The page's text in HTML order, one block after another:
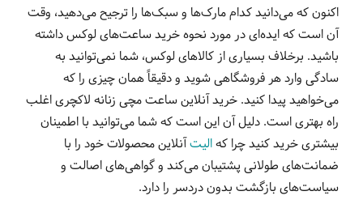
اکنون که می‌دانید کدام مارک‌ها و سبک‌ها را ترجیح می‌دهید، وقت
آن است که ایده‌ای در مورد نحوه خرید ساعت‌های لوکس داشته
باشید. برخلاف بسیاری از کالاهای لوکس، شما نمی‌توانید به
سادگی وارد هر فروشگاهی شوید و دقیقاً همان چیزی را که
می‌خواهید پیدا کنید. خرید آنلاین ساعت مچی زنانه لاکچری اغلب
راه بهتری است. دلیل آن این است که شما می‌توانید با اطمینان
بیشتری خرید کنید چرا کهالیتآنلاین محصولات خود را با
ضمانت‌های طولانی‌ پشتیبان می‌کند و گواهی‌های اصالت و
سیاست‌های بازگشت بدون دردسر را دارد.